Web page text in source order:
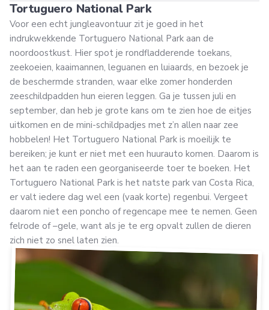
Tortuguero National Park
Voor een echt jungleavontuur zit je goed in het
indrukwekkende Tortuguero National Park aan de
noordoostkust. Hier spot je rondfladderende toekans,
zeekoeien, kaaimannen, leguanen en luiaards, en bezoek je
de beschermde stranden, waar elke zomer honderden
zeeschildpadden hun eieren leggen. Ga je tussen juli en
september, dan heb je grote kans om te zien hoe de eitjes
uitkomen en de mini-schildpadjes met z’n allen naar zee
hobbelen! Het Tortuguero National Park is moeilijk te
bereiken; je kunt er niet met een huurauto komen. Daarom is
het aan te raden een georganiseerde toer te boeken. Het
Tortuguero National Park is het natste park van Costa Rica,
er valt iedere dag wel een (vaak korte) regenbui. Vergeet
daarom niet een poncho of regencape mee te nemen. Geen
felrode of –gele, want als je te erg opvalt zullen de dieren
zich niet zo snel laten zien.